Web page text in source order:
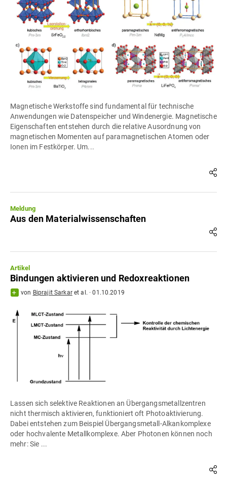
Magnetische Werkstoffe sind fundamental für technische
Anwendungen wie Datenspeicher und Windenergie. Magnetische
Eigenschaften entstehen durch die relative Ausordnung von
magnetischen Momenten auf paramagnetischen Atomen oder
Ionen im Festkörper. Um...
Meldung
Aus den Materialwissenschaften
Artikel
Bindungen aktivieren und Redoxreaktionen
von Biprajit Sarkaret al. ·01.10.2019
Lassen sich selektive Reaktionen an Übergangsmetallzentren
nicht thermisch aktivieren, funktioniert oft Photoaktivierung.
Dabei entstehen zum Beispiel Übergangsmetall-Alkankomplexe
oder hochvalente Metallkomplexe. Aber Photonen können noch
mehr: Sie ...